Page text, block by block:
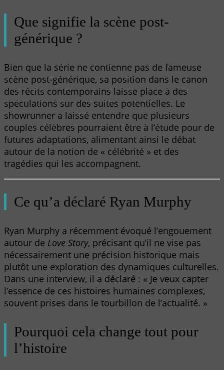
Que signifie la scène post-
générique ?
Bien que la série ne contienne pas de fameuse
scène post-générique, sa position dans le canon
des récits contemporains laisse place à des
spéculations sur des suites potentielles. Le
showrunner a laissé entendre que plusieurs
couples célèbres pourraient être à l’étude pour de
futures adaptations, alimentant ainsi le débat
autour de la notion de « célébrité » et des
tragédies qui les accompagnent.
Ce qu’a déclaré Ryan Murphy
Ryan Murphy a récemment évoqué l’engouement
autour de Love Story, précisant qu’il ne vise pas
nécessairement une précision historique mais
plutôt une exploration des dynamiques culturelles.
Dans une interview, il a déclaré : « Je veux capter
l’essence de ces histoires humaines complexes,
souvent prises dans le tourbillon de l’actualité. »
Pourquoi cela change tout pour
l’histoire